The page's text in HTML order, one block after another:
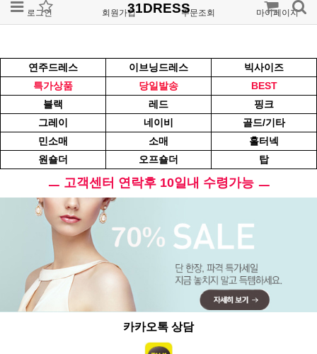
로그인 회원가입 주문조회 마이페이지
31DRESS
연주드레스 이브닝드레스
빅사이즈
특가상품
당일발송
BEST
블랙
레드
핑크
그레이
네이비
골드/기타
민소매
소매
홀터넥
원숄더
오프숄더 탑
ㅡ 고객센터 연락후 10일내 수령가능 ㅡ
카카오톡 상담